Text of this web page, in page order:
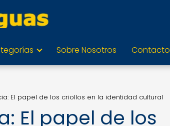
Sobre Nosotros Contacto
El papel de los criollos en la identidad cultural
El papel de los